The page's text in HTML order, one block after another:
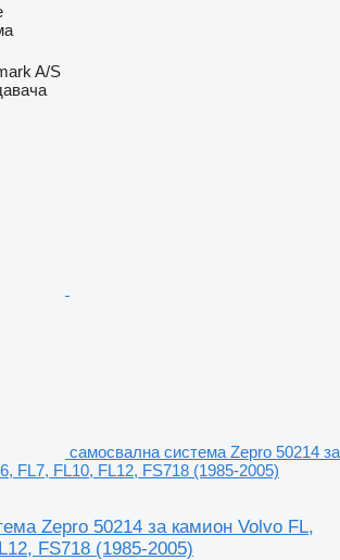
A/S
самосвална система Zepro 50214 за
FL7, FL10, FL12, FS718 (1985-2005)
Zepro 50214 за камион Volvo FL,
FS718 (1985-2005)